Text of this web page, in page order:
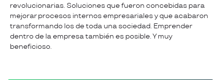
revolucionarias. Soluciones que fueron concebidas para
mejorar procesos internos empresariales y que acabaron
transformando los de toda una sociedad. Emprender
dentro de la empresa también es posible. Y muy
beneficioso.